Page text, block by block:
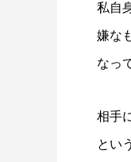
私自
嫌な
なっ
相手
とい